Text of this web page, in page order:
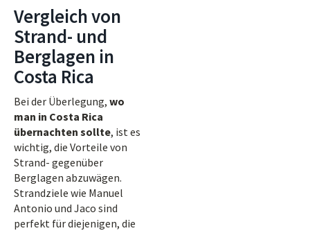
Vergleich von
Strand- und
Berglagen in
Costa Rica
Bei der Überlegung, wo
man in Costa Rica
übernachten sollte, ist es
wichtig, die Vorteile von
Strand- gegenüber
Berglagen abzuwägen.
Strandziele wie Manuel
Antonio und Jaco sind
perfekt für diejenigen, die